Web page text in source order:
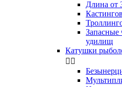
Длина от
Запасные
удилищ
Катушки
 